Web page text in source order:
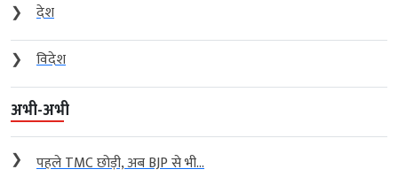
❯
देश
❯
विदेश
अभी-अभी
❯ पहले TMC छोड़ी, अब BJP से भी...